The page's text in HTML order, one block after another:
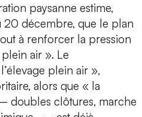
paysanne estime,
décembre, que le plan
à renforcer la pression
air ». Le
plein air »,
alors que « la
doubles clôtures, marche